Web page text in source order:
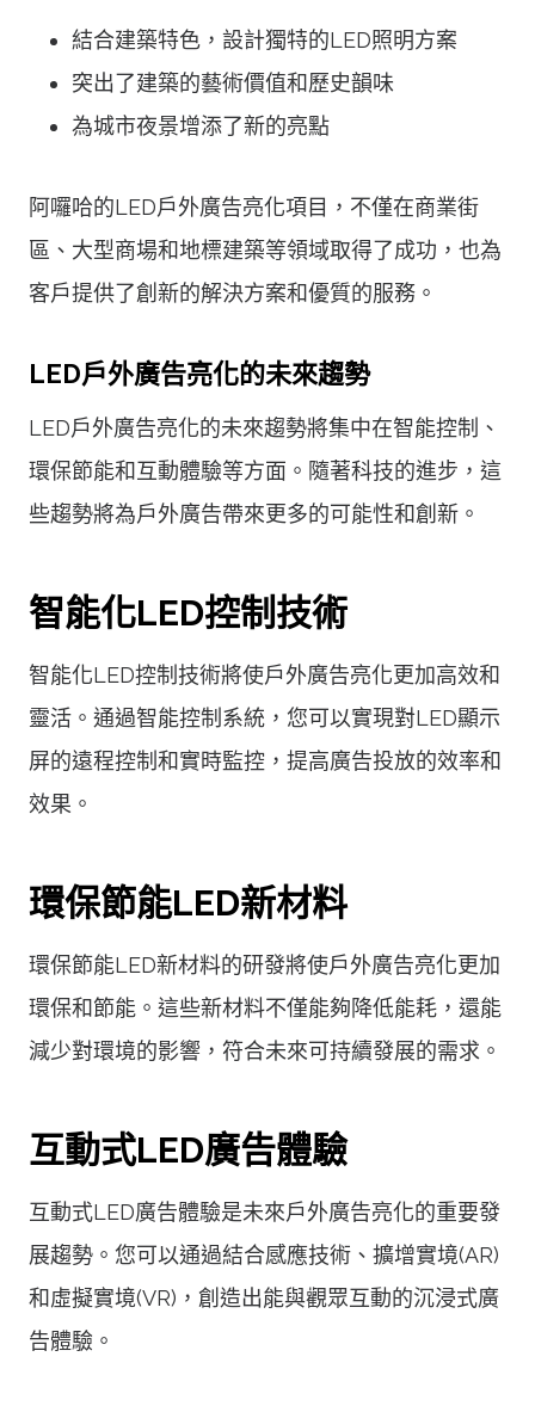
結合建築特色，設計獨特的LED照明方案
突出了建築的藝術價值和歷史韻味
為城市夜景增添了新的亮點
阿囉哈的LED戶外廣告亮化項目，不僅在商業街
區、大型商場和地標建築等領域取得了成功，也為
客戶提供了創新的解決方案和優質的服務。
LED戶外廣告亮化的未來趨勢
LED戶外廣告亮化的未來趨勢將集中在智能控制、
環保節能和互動體驗等方面。隨著科技的進步，這
些趨勢將為戶外廣告帶來更多的可能性和創新。
智能化LED控制技術
智能化LED控制技術將使戶外廣告亮化更加高效和
靈活。通過智能控制系統，您可以實現對LED顯示
屏的遠程控制和實時監控，提高廣告投放的效率和
效果。
環保節能LED新材料
環保節能LED新材料的研發將使戶外廣告亮化更加
環保和節能。這些新材料不僅能夠降低能耗，還能
減少對環境的影響，符合未來可持續發展的需求。
互動式LED廣告體驗
互動式LED廣告體驗是未來戶外廣告亮化的重要發
展趨勢。您可以通過結合感應技術、擴增實境(AR)
和虛擬實境(VR)，創造出能與觀眾互動的沉浸式廣
告體驗。